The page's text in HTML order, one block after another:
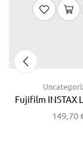
Fujifilm INSTAX
149,70